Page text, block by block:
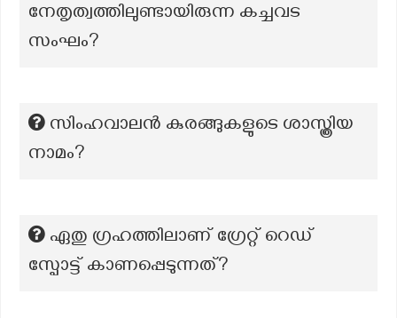
നേതൃത്വത്തിലുണ്ടായിരുന്ന കച്ചവട
സംഘം?
സിംഹവാലൻ കുരങ്ങുകളുടെ ശാസ്ത്രിയ
നാമം?
ഏതു ഗ്രഹത്തിലാണ് ഗ്രേറ്റ് റെഡ്
സ്പോട്ട് കാണപ്പെടുന്നത്?